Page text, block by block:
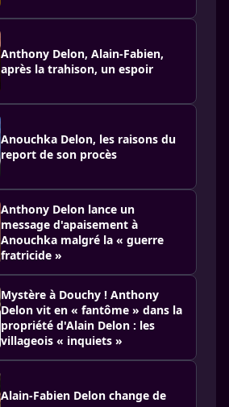
Anthony Delon, Alain-Fabien,
après la trahison, un espoir
Anouchka Delon, les raisons du
report de son procès
Anthony Delon lance un
message d'apaisement à
Anouchka malgré la « guerre
fratricide »
Mystère à Douchy ! Anthony
Delon vit en « fantôme » dans la
propriété d'Alain Delon : les
villageois « inquiets »
Alain-Fabien Delon change de